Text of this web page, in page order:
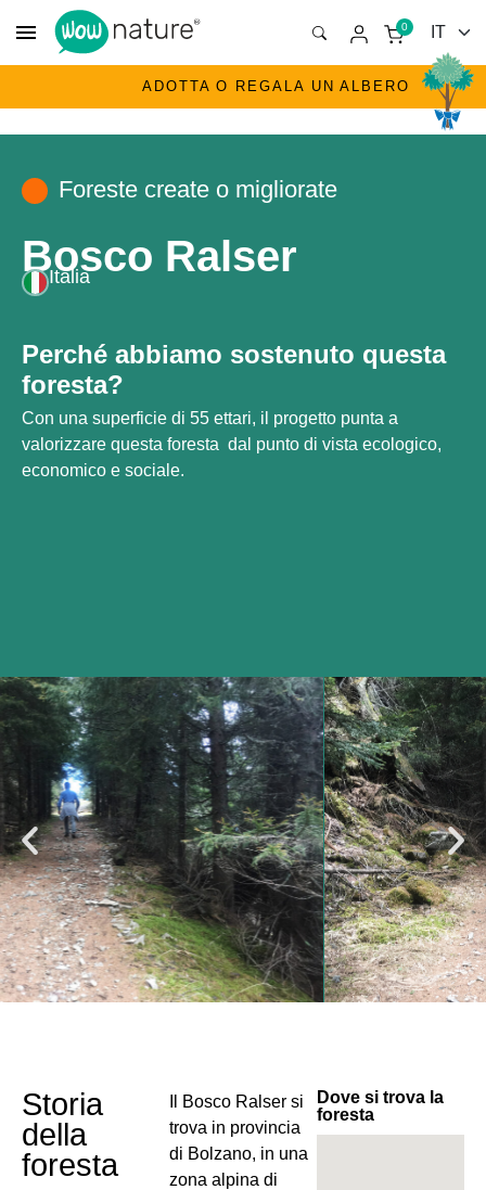
menu 0
ADOTTA O REGALA UN ALBERO
Foreste create o migliorate
Bosco Ralser
Italia
Perché abbiamo sostenuto questa
foresta?
Con una superficie di 55 ettari, il progetto punta a
valorizzare questa foresta dal punto di vista ecologico,
economico e sociale.
Storia
della
foresta
Il Bosco Ralser si
trova in provincia
di Bolzano, in una
zona alpina di
Dove si trova la
foresta